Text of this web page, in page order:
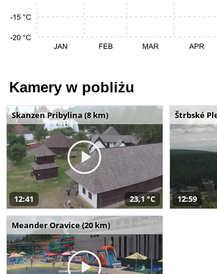
Kamery w pobliżu
Skanzen Pribylina (8 km)
12:41 23,1 °C
Štrbské
12:59
Meander Oravice (20 km)